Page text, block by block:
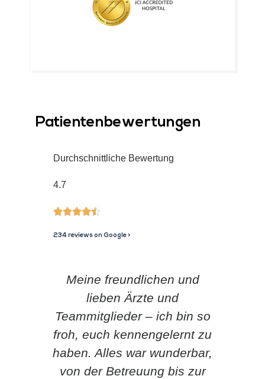
Patientenbewertungen
Durchschnittliche Bewertung
4.7

234 reviews on Google >
Meine freundlichen und
lieben Ärzte und
Teammitglieder – ich bin so
froh, euch kennengelernt zu
haben. Alles war wunderbar,
von der Betreuung bis zur